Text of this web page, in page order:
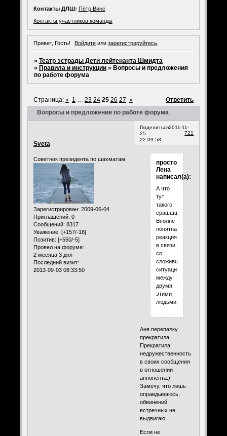
Контакты ДЛШ: Пётр Винс
Контакты участников команды
Привет, Гость! Войдите илизарегистрируйтесь.
» Театр эстрады Дети лейтенанта Шмидта
» Правила и инструкции » Вопросы и предложения
по работе форума
Вопросы и предложения по работе форума
Страница: « 1 … 23 24 25 26 27 » Ответить
Поделиться
721
2011-11-
25
22:09:58
Sveta
Советник президента по шахматам
Зарегистрирован: 2009-06-04
Приглашений: 0
Сообщений: 8317
Уважение: [+157/-18]
Позитив: [+550/-5]
Провел на форуме:
2 месяца 3 дня
Последний визит:
2013-09-03 08:33:50
просто
Лена
написал(а):
А что
тут
такого
срашшшного?
Вполне
понятная
реакция,..
в связи
со
сложившейся
ситуацией
между
двумя
этими
людьми.
Аня перепалку
прекратила.
Прекратила
недружественность
в своих сообщения
в отношении
аппонента.)
Замечу, что лишь
оправдываюсь,
обвинений
встречных не
выдвигаю.
Если не